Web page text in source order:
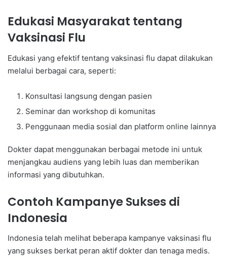
Edukasi Masyarakat tentang
Vaksinasi Flu
Edukasi yang efektif tentang vaksinasi flu dapat dilakukan
melalui berbagai cara, seperti:
Konsultasi langsung dengan pasien
Seminar dan workshop di komunitas
Penggunaan media sosial dan platform online lainnya
Dokter dapat menggunakan berbagai metode ini untuk
menjangkau audiens yang lebih luas dan memberikan
informasi yang dibutuhkan.
Contoh Kampanye Sukses di
Indonesia
Indonesia telah melihat beberapa kampanye vaksinasi flu
yang sukses berkat peran aktif dokter dan tenaga medis.